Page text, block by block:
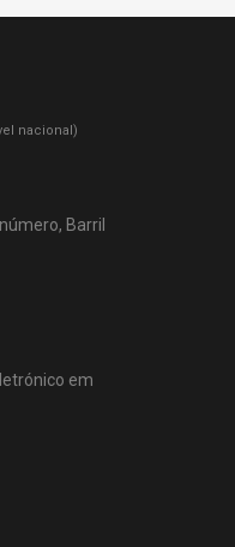
nacional)
Barril
em